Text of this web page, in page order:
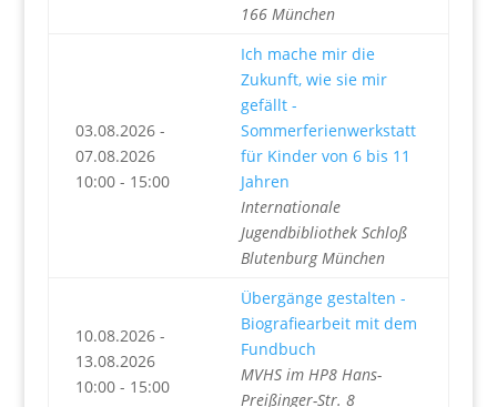
166 München
03.08.2026 -
07.08.2026
10:00 - 15:00
Ich mache mir die
Zukunft, wie sie mir
gefällt -
Sommerferienwerkstatt
für Kinder von 6 bis 11
Jahren
Internationale
Jugendbibliothek Schloß
Blutenburg München
10.08.2026 -
13.08.2026
10:00 - 15:00
Übergänge gestalten -
Biografiearbeit mit dem
Fundbuch
MVHS im HP8 Hans-
Preißinger-Str. 8